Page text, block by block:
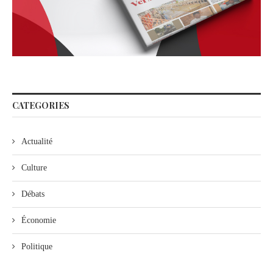
CATEGORIES
Actualité
Culture
Débats
Économie
Politique